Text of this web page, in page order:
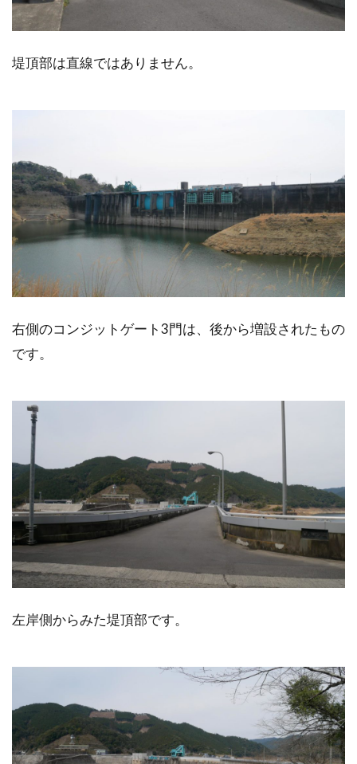
堤頂部は直線ではありません。
右側のコンジットゲート3門は、後から増設されたもの
です。
左岸側からみた堤頂部です。